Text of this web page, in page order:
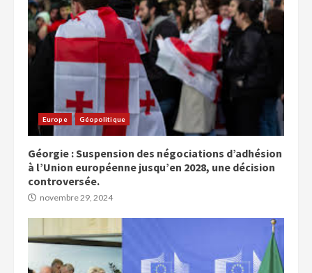
Europe Géopolitique
Géorgie : Suspension des négociations d’adhésion
à l’Union européenne jusqu’en 2028, une décision
controversée.
novembre 29, 2024